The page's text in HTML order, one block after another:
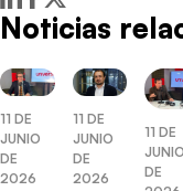
Noticias
11 DE
JUNIO
DE
2026
11 DE
JUNIO
DE
2026
11 DE
JUNIO
DE